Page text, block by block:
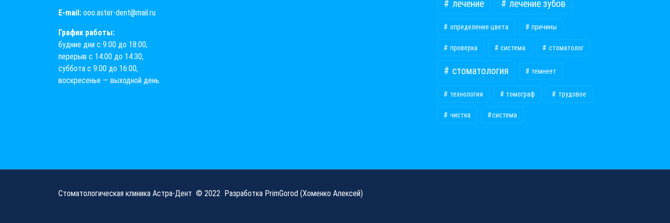
E-mail: ooo.aster-dent@mail.ru
График работы:
будние дни с 9:00 до 18:00,
перерыв с 14:00 до 14:30,
суббота с 9:00 до 16:00,
воскресенье — выходной день.
лечение лечение зубов
определение цвета причины
проверка система стоматолог
стоматология темнеет
технология томограф трудовое
чистка ​система
Стоматологическая клиника Астра-Дент © 2022 Разработка PrimGorod (Хоменко Алексей)